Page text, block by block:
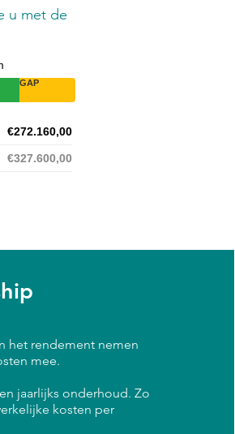
u met de
GAP
€272.160,00
€327.600,00
het rendement nemen
mee.
jaarlijks onderhoud. Zo
kosten per